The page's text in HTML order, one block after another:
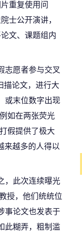
重复使用问
士公开演讲，
文、课题组内
志愿者参与交叉
描论文，进行大
或末位数字出现
如在两张荧光
假提供了极大
来越多的人得以
，此次连续曝光
授，他们统统位
事论文也发表于
此糊弄，粗制滥